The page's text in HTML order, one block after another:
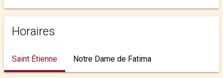
Horaires
Saint Étienne Notre Dame de Fatima